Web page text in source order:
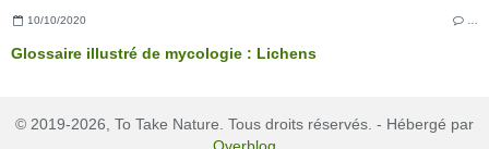
10/10/2020
Glossaire illustré de mycologie : Lichens
© 2019-2026, To Take Nature. Tous droits réservés. - Hébergé par
Overblog